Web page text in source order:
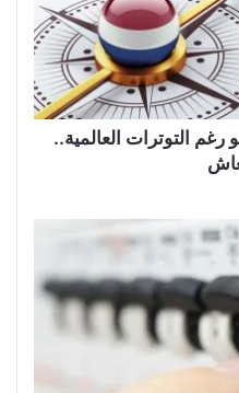
رغم التوترات العالمية..